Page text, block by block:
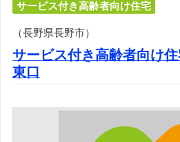
サービス付き高齢者向け住宅
（長野県長野市）
サービス付き高齢者向け
東口